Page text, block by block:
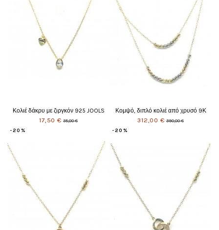
Κολιέ δάκρυ με ζιργκόν 925 JOOLS
17,50 € 35,00 €
Κομψό, διπλό κολιέ από χρυσό 9Κ
312,00 € 390,00 €
-20% -20%